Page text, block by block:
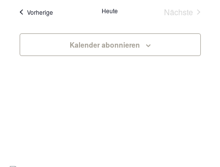
VorherigeVeranstaltungen Heute Nächste
Kalender abonnieren